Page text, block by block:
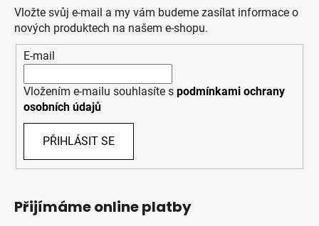
Vložte svůj e-mail a my vám budeme zasílat informace o
nových produktech na našem e-shopu.
E-mail
Vložením e-mailu souhlasíte s podmínkami ochrany
osobních údajů
PŘIHLÁSIT SE
Přijímáme online platby